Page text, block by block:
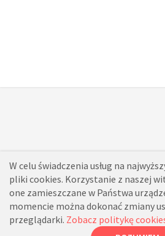
W celu świadczenia usług na
pliki cookies. Korzystanie z naszej
one zamieszczane w Państwa
momencie można dokonać zmiany
przeglądarki. Zobacz politykę